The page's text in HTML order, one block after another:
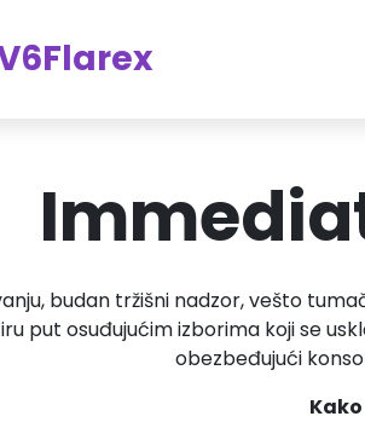
budan tržišni nadzor, vešto
put osuđujućim izborima koji se
obezbeđujući